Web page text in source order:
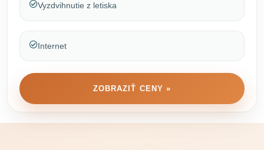
Vyzdvihnutie z letiska
Internet
ZOBRAZIŤ CENY »